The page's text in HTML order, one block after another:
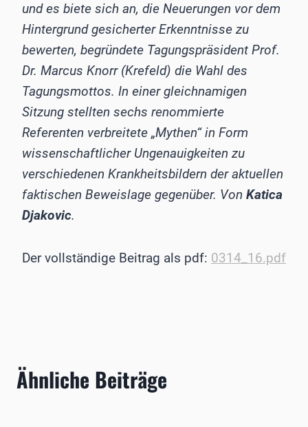
und es biete sich an, die Neuerungen vor dem
Hintergrund gesicherter Erkenntnisse zu
bewerten, begründete Tagungspräsident Prof.
Dr. Marcus Knorr (Krefeld) die Wahl des
Tagungsmottos. In einer gleichnamigen
Sitzung stellten sechs renommierte
Referenten verbreitete „Mythen“ in Form
wissenschaftlicher Ungenauigkeiten zu
verschiedenen Krankheitsbildern der aktuellen
faktischen Beweislage gegenüber. Von Katica
Djakovic.
Der vollständige Beitrag als pdf: 0314_16.pdf
Ähnliche Beiträge